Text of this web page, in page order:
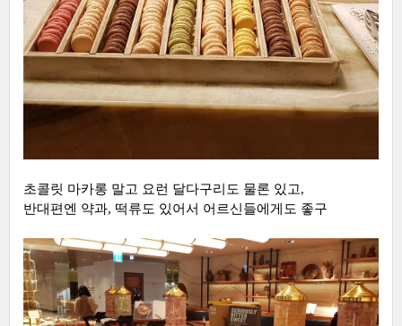
초콜릿 마카롱 말고 요런 달다구리도 물론 있고,
반대편엔 약과, 떡류도 있어서 어르신들에게도 좋구